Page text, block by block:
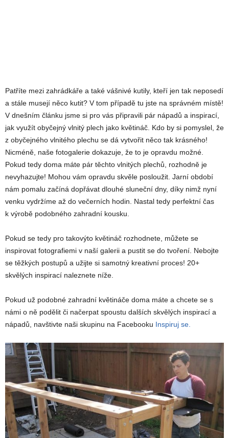
Patříte mezi zahrádkáře a také vášnivé kutily, kteří jen tak neposedí
a stále musejí něco kutit? V tom případě tu jste na správném místě!
V dnešním článku jsme si pro vás připravili pár nápadů a inspirací,
jak využít obyčejný vlnitý plech jako květináč. Kdo by si pomyslel, že
z obyčejného vlnitého plechu se dá vytvořit něco tak krásného!
Nicméně, naše fotogalerie dokazuje, že to je opravdu možné.
Pokud tedy doma máte pár těchto vlnitých plechů, rozhodně je
nevyhazujte! Mohou vám opravdu skvěle posloužit. Jarní období
nám pomalu začíná dopřávat dlouhé sluneční dny, díky nimž nyní
venku vydržíme až do večerních hodin. Nastal tedy perfektní čas
k výrobě podobného zahradní kousku.
Pokud se tedy pro takovýto květináč rozhodnete, můžete se
inspirovat fotografiemi v naší galerii a pustit se do tvoření. Nebojte
se těžkých postupů a užijte si samotný kreativní proces! 20+
skvělých inspirací naleznete níže.
Pokud už podobné zahradní květináče doma máte a chcete se s
námi o ně podělit či načerpat spoustu dalších skvělých inspirací a
nápadů, navštivte naši skupinu na Facebooku Inspiruj se.